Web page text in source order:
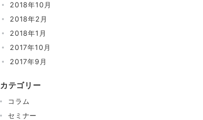
2018年10月
2018年2月
2018年1月
2017年10月
2017年9月
カテゴリー
コラム
セミナー